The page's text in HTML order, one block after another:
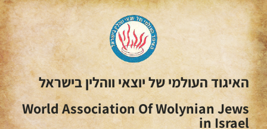
האיגוד העולמי של יוצאי ווהלין בישראל
World Association Of Wolynian Jews
in Israel